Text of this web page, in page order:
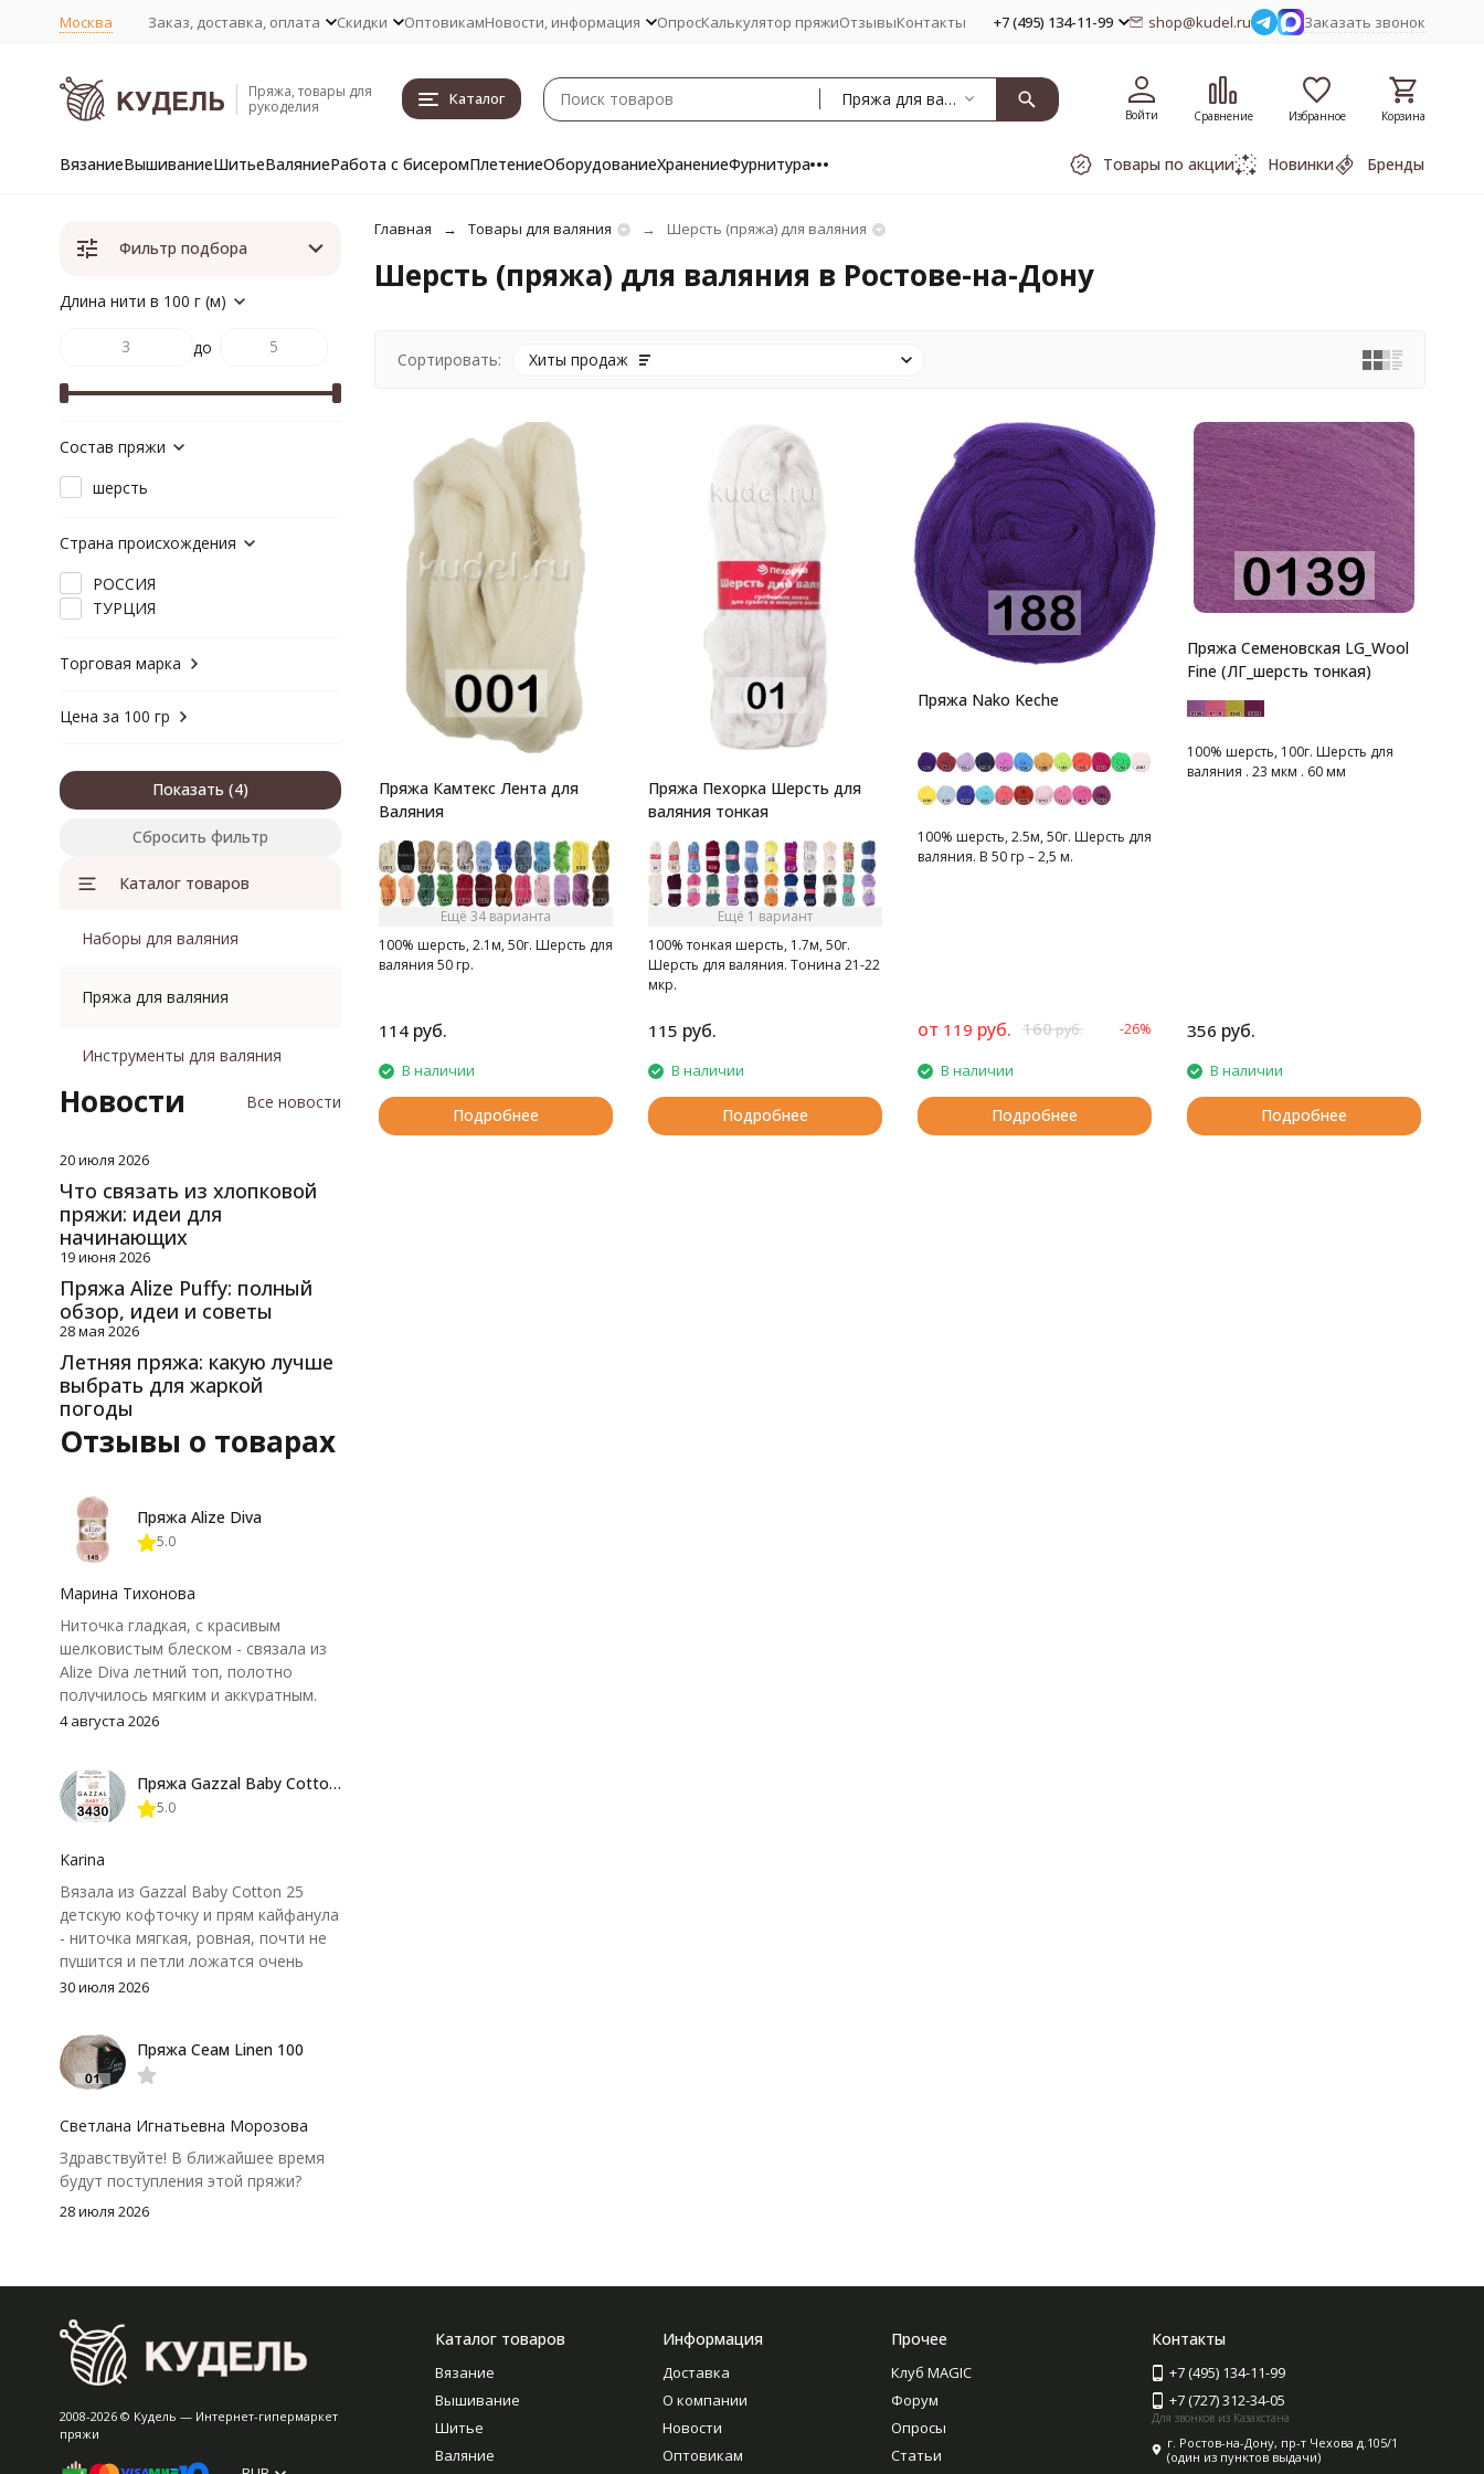
Москва Заказ, доставка, оплата Скидки ОптовикамНовости, информация ОпросКалькулятор пряжиОтзывыКонтакты +7 (495) 134-11-99 shop@kudel.ru Заказать звонок
Пряжа, товары для
рукоделия
Каталог Пряжа для валяния
Войти Сравнение Избранное Корзина
ВязаниеВышиваниеШитьеВаляниеРабота с бисеромПлетениеОборудованиеХранениеФурнитура Товары по акции Новинки Бренды
Главная Товары для валяния Шерсть (пряжа) для валяния
Шерсть (пряжа) для валяния в Ростове-на-Дону
Сортировать: Хиты продаж
Пряжа Камтекс Лента для
Валяния
Ещё 34 варианта
100% шерсть, 2.1м, 50г. Шерсть для
валяния 50 гр.
114 руб.
В наличии
Подробнее
Пряжа Пехорка Шерсть для
валяния тонкая
Ещё 1 вариант
100% тонкая шерсть, 1.7м, 50г.
Шерсть для валяния. Тонина 21-22
мкр.
115 руб.
В наличии
Подробнее
Пряжа Nako Keche
100% шерсть, 2.5м, 50г. Шерсть для
валяния. В 50 гр – 2,5 м.
от 119 руб. 160руб. -26%
В наличии
Подробнее
Пряжа Семеновская LG_Wool
Fine (ЛГ_шерсть тонкая)
100% шерсть, 100г. Шерсть для
валяния . 23 мкм . 60 мм
356 руб.
В наличии
Подробнее
Фильтр подбора
Длина нити в 100 г (м)
до
Состав пряжи
шерсть
Страна происхождения
РОССИЯ
ТУРЦИЯ
Торговая марка
Цена за 100 гр
Показать
Сбросить фильтр
Каталог товаров
Наборы для валяния
Пряжа для валяния
Инструменты для валяния
Новости Все новости
20 июля 2026
Что связать из хлопковой
пряжи: идеи для
начинающих
19 июня 2026
Пряжа Alize Puffy: полный
обзор, идеи и советы
28 мая 2026
Летняя пряжа: какую лучше
выбрать для жаркой
погоды
Отзывы о товарах
Пряжа Alize Diva
5.0
Марина Тихонова
Ниточка гладкая, с красивым
шелковистым блеском - связала из
Alize Diva летний топ, полотно
получилось мягким и аккуратным.
Петли хорошо видны, вяжется
нюанс - пряжа немного скользит и
иногда расслаивается, пришлось
крючок поудобнее.
4 августа 2026
Пряжа Gazzal Baby Cotton 25
5.0
Karina
Вязала из Gazzal Baby Cotton 25
детскую кофточку и прям кайфанула
- ниточка мягкая, ровная, почти не
пушится и петли ложатся очень
аккуратно. После стирки полотно
потеряло, цвет тоже не стал
тусклее. Единственный нюанс -
моточки маленькие, расход лучше
чуть-чуть не хватило))
30 июля 2026
Пряжа Сеам Linen 100
Светлана Игнатьевна Морозова
Здравствуйте! В ближайшее время
будут поступления этой пряжи?
28 июля 2026
2008-2026 © Кудель — Интернет-гипермаркет
пряжи
Каталог товаров
Вязание
Вышивание
Шитье
Валяние
Информация
Доставка
О компании
Новости
Оптовикам
Прочее
Клуб MAGIC
Форум
Опросы
Статьи
Контакты
+7 (495) 134-11-99
+7 (727) 312-34-05
Для звонков из Казахстана
г. Ростов-на-Дону, пр-т Чехова д.105/1
(один из пунктов выдачи)